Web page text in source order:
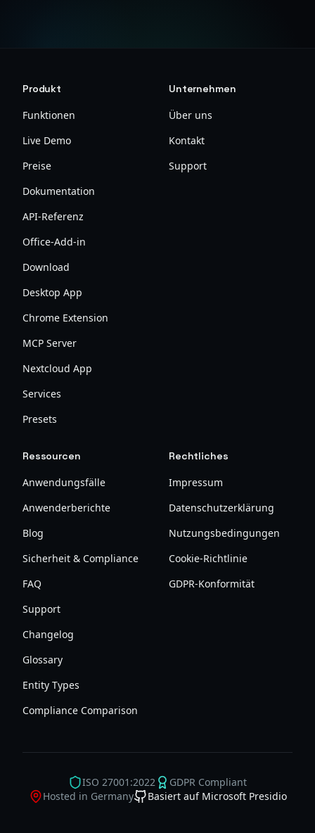
Produkt
Funktionen
Live Demo
Preise
Dokumentation
API-Referenz
Office-Add-in
Download
Desktop App
Chrome Extension
MCP Server
Nextcloud App
Services
Presets
Unternehmen
Über uns
Kontakt
Support
Ressourcen
Anwendungsfälle
Anwenderberichte
Blog
Sicherheit & Compliance
FAQ
Support
Changelog
Glossary
Entity Types
Compliance Comparison
Rechtliches
Impressum
Datenschutzerklärung
Nutzungsbedingungen
Cookie-Richtlinie
GDPR-Konformität
ISO 27001:2022
GDPR Compliant
Hosted in Germany
Basiert auf Microsoft Presidio